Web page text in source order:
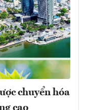
chuyển hóa
cao